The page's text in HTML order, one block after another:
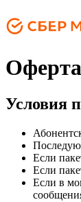
Оферта
Условия
Если
Если
Если в